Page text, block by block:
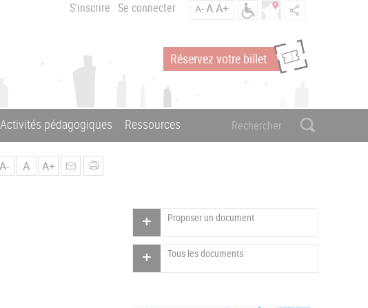
S'inscrire Se connecter A-AA+
Réservez votre billet
Activités pédagogiques Ressources
A- A A+
Proposer un document
Tous les documents